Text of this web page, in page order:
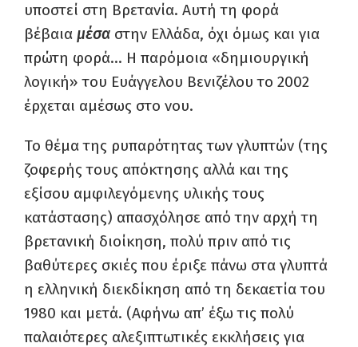
υποστεί στη Βρετανία. Αυτή τη φορά
βέβαια μέσα στην Ελλάδα, όχι όμως και για
πρώτη φορά… Η παρόμοια «δημιουργική
λογική» του Ευάγγελου Βενιζέλου το 2002
έρχεται αμέσως στο νου.
Το θέμα της ρυπαρότητας των γλυπτών (της
ζοφερής τους απόκτησης αλλά και της
εξίσου αμφιλεγόμενης υλικής τους
κατάστασης) απασχόλησε από την αρχή τη
βρετανική διοίκηση, πολύ πριν από τις
βαθύτερες σκιές που έριξε πάνω στα γλυπτά
η ελληνική διεκδίκηση από τη δεκαετία του
1980 και μετά. (Αφήνω απ’ έξω τις πολύ
παλαιότερες αλεξιπτωτικές εκκλήσεις για